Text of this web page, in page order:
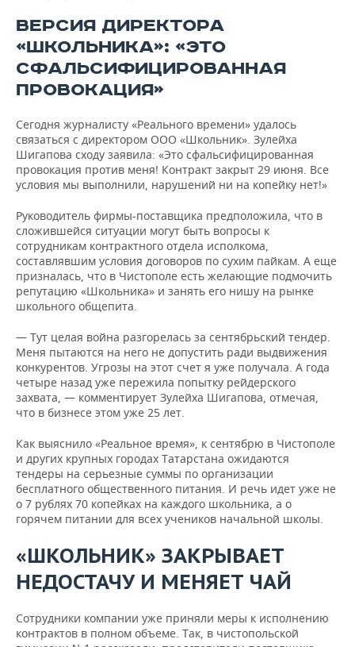
ВЕРСИЯ ДИРЕКТОРА
«ШКОЛЬНИКА»: «ЭТО
СФАЛЬСИФИЦИРОВАННАЯ
ПРОВОКАЦИЯ»
Сегодня журналисту «Реального времени» удалось
связаться с директором ООО «Школьник». Зулейха
Шигапова сходу заявила: «Это сфальсифицированная
провокация против меня! Контракт закрыт 29 июня. Все
условия мы выполнили, нарушений ни на копейку нет!»
Руководитель фирмы-поставщика предположила, что в
сложившейся ситуации могут быть вопросы к
сотрудникам контрактного отдела исполкома,
составлявшим условия договоров по сухим пайкам. А еще
призналась, что в Чистополе есть желающие подмочить
репутацию «Школьника» и занять его нишу на рынке
школьного общепита.
— Тут целая война разгорелась за сентябрьский тендер.
Меня пытаются на него не допустить ради выдвижения
конкурентов. Угрозы на этот счет я уже получала. А года
четыре назад уже пережила попытку рейдерского
захвата, — комментирует Зулейха Шигапова, отмечая,
что в бизнесе этом уже 25 лет.
Как выяснило «Реальное время», к сентябрю в Чистополе
и других крупных городах Татарстана ожидаются
тендеры на серьезные суммы по организации
бесплатного общественного питания. И речь идет уже не
о 7 рублях 70 копейках на каждого школьника, а о
горячем питании для всех учеников начальной школы.
«ШКОЛЬНИК» ЗАКРЫВАЕТ
НЕДОСТАЧУ И МЕНЯЕТ ЧАЙ
Сотрудники компании уже приняли меры к исполнению
контрактов в полном объеме. Так, в чистопольской